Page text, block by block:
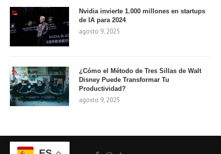
Nvidia invierte 1.000 millones en startups
de IA para 2024
agosto 9, 2025
¿Cómo el Método de Tres Sillas de Walt
Disney Puede Transformar Tu
Productividad?
agosto 9, 2025